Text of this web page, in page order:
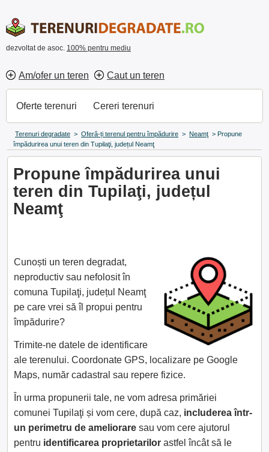
dezvoltat de asoc. 100% pentru mediu
Am/ofer un teren Caut un teren
Oferte terenuri Cereri terenuri
Terenuri degradate > Oferă-ți terenul pentru împădurire > Neamţ > Propune
împădurirea unui teren din Tupilaţi, județul Neamţ
Propune împădurirea unui
teren din Tupilaţi, județul
Neamţ
Cunoști un teren degradat,
neproductiv sau nefolosit în
comuna Tupilaţi, județul Neamţ
pe care vrei să îl propui pentru
împădurire?
Trimite-ne datele de identificare
ale terenului. Coordonate GPS, localizare pe Google
Maps, număr cadastral sau repere fizice.
În urma propunerii tale, ne vom adresa primăriei
comunei Tupilaţi și vom cere, după caz, includerea într-
un perimetru de ameliorare sau vom cere ajutorul
pentru identificarea proprietarilor astfel încât să le